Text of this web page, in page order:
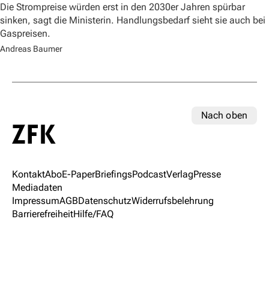
Die Strompreise würden erst in den 2030er Jahren spürbar
sinken, sagt die Ministerin. Handlungsbedarf sieht sie auch bei
Gaspreisen.
Andreas Baumer
Nach oben
KontaktAboE-PaperBriefingsPodcastVerlagPresse
Mediadaten
ImpressumAGBDatenschutzWiderrufsbelehrung
BarrierefreiheitHilfe/FAQ